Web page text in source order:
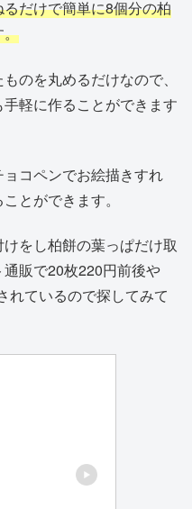
だけで簡単に8個分の柏
。
のを丸めるだけなので、
軽に作ることができます
コペンでお絵描きすれ
とができます。
をし柏餅の葉っぱだけ取
販で20枚220円前後や
れているので探してみて